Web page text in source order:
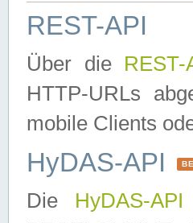
REST-API
Über die REST-
HTTP-URLs
mobile Clients
HyDAS-API
Die HyDAS-API